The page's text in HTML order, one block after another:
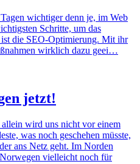
wichtiger denn je, im Web
Schritte, um das
die SEO-Optimierung. Mit ihr
wirklich dazu geei…
jetzt!
wird uns nicht vor einem
was noch geschehen müsste,
ans Netz geht. Im Norden
vielleicht noch für